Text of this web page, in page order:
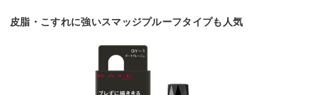
皮脂・こすれに強いスマッジプルーフタイプも人気